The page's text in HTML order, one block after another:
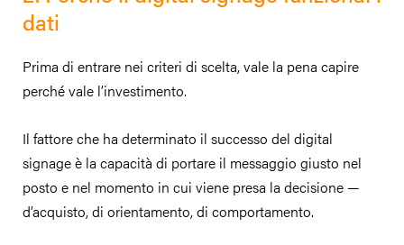
dati
Prima di entrare nei criteri di scelta, vale la pena capire
perché vale l’investimento.
Il fattore che ha determinato il successo del digital
signage è la capacità di portare il messaggio giusto nel
posto e nel momento in cui viene presa la decisione —
d’acquisto, di orientamento, di comportamento.